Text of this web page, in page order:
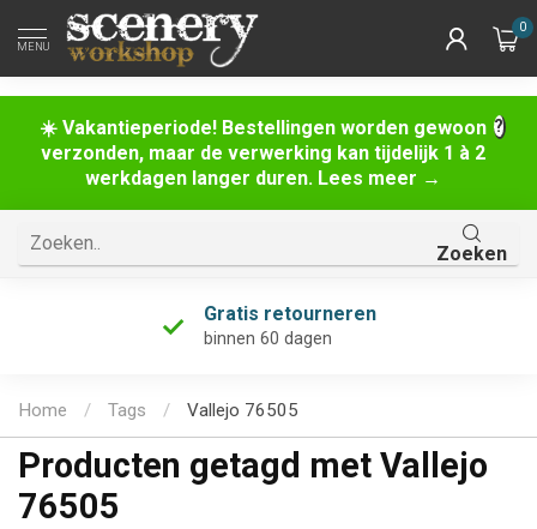
☀️ Vakantieperiode! Bestellingen worden gewoon
verzonden, maar de verwerking kan tijdelijk 1 à 2
werkdagen langer duren. Lees meer →
MENU
0
Zoeken
Gratis retourneren
binnen 60 dagen
Home / Tags / Vallejo 76505
Producten getagd met Vallejo
76505